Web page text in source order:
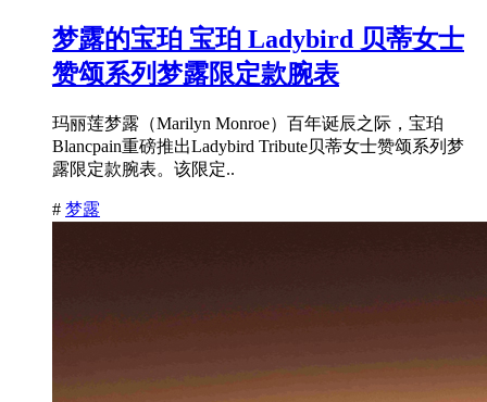
梦露的宝珀 宝珀 Ladybird 贝蒂女士
赞颂系列梦露限定款腕表
玛丽莲梦露（Marilyn Monroe）百年诞辰之际，宝珀
Blancpain重磅推出Ladybird Tribute贝蒂女士赞颂系列梦
露限定款腕表。该限定..
# 梦露